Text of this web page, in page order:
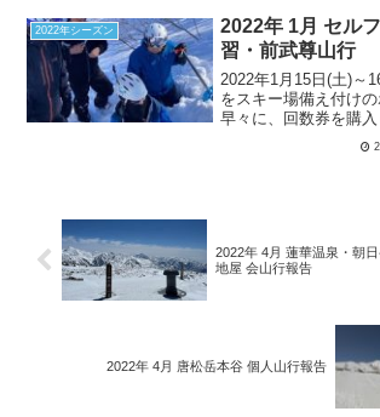
てしまった。途中後続
線が入り、「彼らはど
かっているのでは」と
GPSで確認をしてル
ことに気付く。そして
修正して、本来のル
2022年シーズン
2022年 1月 セル
習・前武尊山行
2022年1月15日(土)～
をスキー場備え付けの
早々に、回数券を購
に到着。地図による
説明。ビーコンチェ
認しながらのハイク
風と晴天ですぐに汗が
2022年 4月 蓮華温泉・朝
地屋 会山行報告
2022年 4月 唐松岳本谷 個人山行報告